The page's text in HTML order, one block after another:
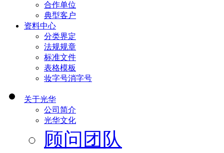
合作单位
典型客户
资料中心
分类界定
法规规章
标准文件
表格模板
妆字号消字号
关于光华
公司简介
光华文化
顾问团队